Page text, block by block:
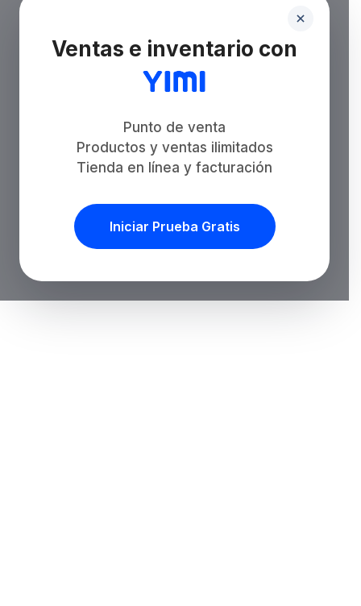
Ventas e inventario con
Punto de venta
Productos y ventas ilimitados
Tienda en línea y facturación
Iniciar Prueba Gratis